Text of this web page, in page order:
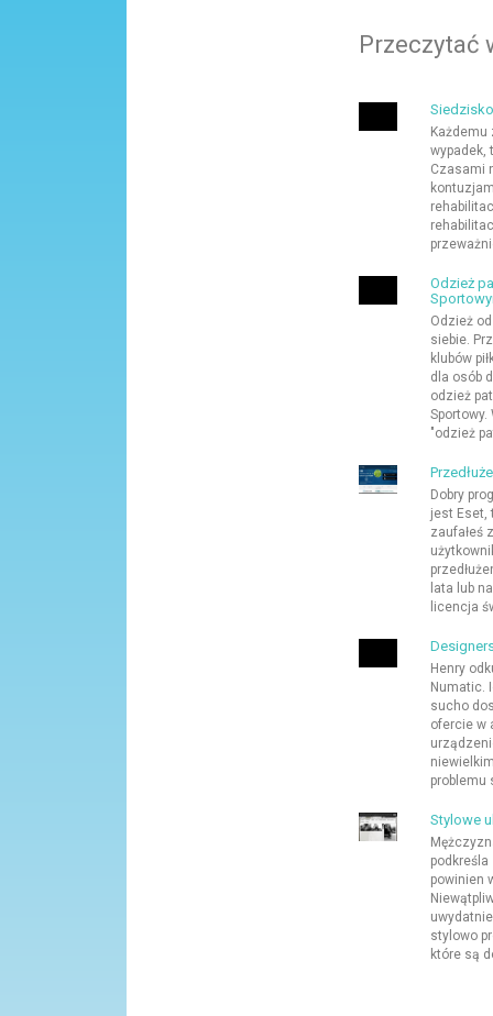
Przeczytać
Każdemu
wypadek,
Czasami
Odzież
Odzież
siebie.
klubów
dla osób
odzież
"odzież
Dobry
jest Eset,
zaufałeś
lata lub
licencja
Henry
Numatic.
sucho
ofercie w
problemu
Stylowe
podkreśla
powinien
stylowo
które są